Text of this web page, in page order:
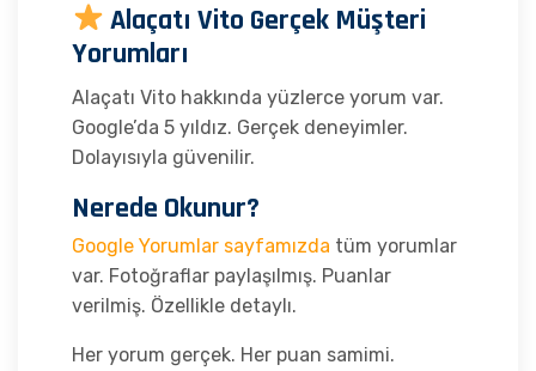
Alaçatı Vito Gerçek Müşteri
Yorumları
Alaçatı Vito hakkında yüzlerce yorum var.
Google’da 5 yıldız. Gerçek deneyimler.
Dolayısıyla güvenilir.
Nerede Okunur?
Google Yorumlar sayfamızda tüm yorumlar
var. Fotoğraflar paylaşılmış. Puanlar
verilmiş. Özellikle detaylı.
Her yorum gerçek. Her puan samimi.